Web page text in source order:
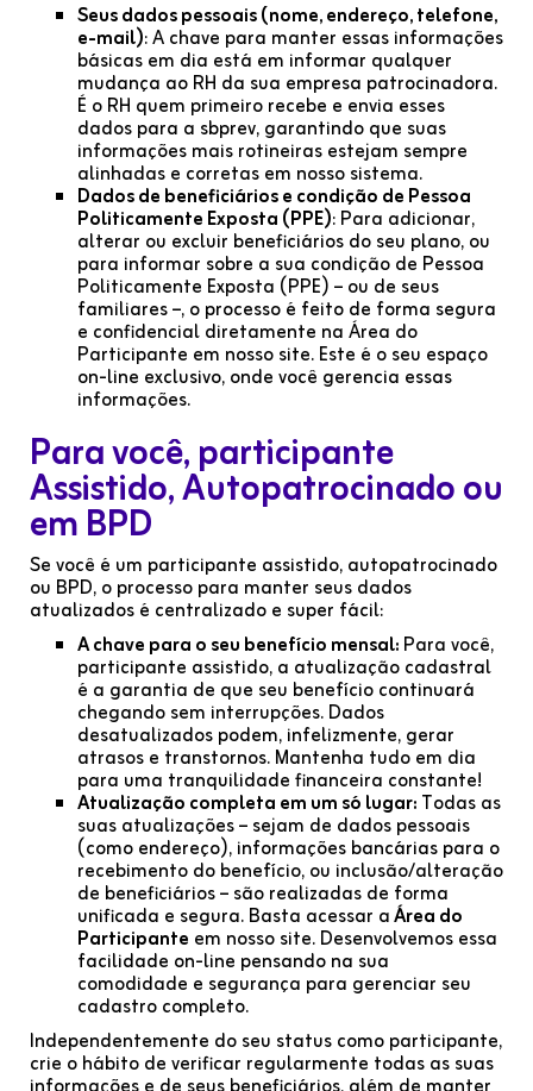
Seus dados pessoais (nome, endereço, telefone,
e-mail): A chave para manter essas informações
básicas em dia está em informar qualquer
mudança ao RH da sua empresa patrocinadora.
É o RH quem primeiro recebe e envia esses
dados para a sbprev, garantindo que suas
informações mais rotineiras estejam sempre
alinhadas e corretas em nosso sistema.
Dados de beneficiários e condição de Pessoa
Politicamente Exposta (PPE): Para adicionar,
alterar ou excluir beneficiários do seu plano, ou
para informar sobre a sua condição de Pessoa
Politicamente Exposta (PPE) – ou de seus
familiares –, o processo é feito de forma segura
e confidencial diretamente na Área do
Participante em nosso site. Este é o seu espaço
on-line exclusivo, onde você gerencia essas
informações.
Para você, participante
Assistido, Autopatrocinado ou
em BPD
Se você é um participante assistido, autopatrocinado
ou BPD, o processo para manter seus dados
atualizados é centralizado e super fácil:
A chave para o seu benefício mensal:Para você,
participante assistido, a atualização cadastral
é a garantia de que seu benefício continuará
chegando sem interrupções. Dados
desatualizados podem, infelizmente, gerar
atrasos e transtornos. Mantenha tudo em dia
para uma tranquilidade financeira constante!
Atualização completa em um só lugar:Todas as
suas atualizações – sejam de dados pessoais
(como endereço), informações bancárias para o
recebimento do benefício, ou inclusão/alteração
de beneficiários – são realizadas de forma
unificada e segura. Basta acessar aÁrea do
Participante em nosso site. Desenvolvemos essa
facilidade on-line pensando na sua
comodidade e segurança para gerenciar seu
cadastro completo.
Independentemente do seu status como participante,
crie o hábito de verificar regularmente todas as suas